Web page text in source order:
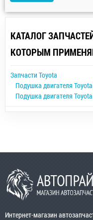
КАТАЛОГ
КОТОРЫМ
Запчасти Toyota
Подушка двигателя
Подушка двигателя
Интернет-магазин